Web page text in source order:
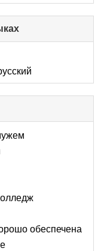
to
contents
обеспечена